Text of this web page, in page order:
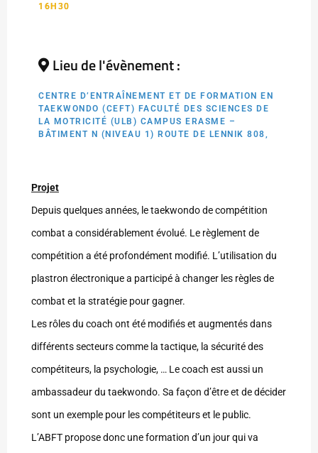
16H30
Lieu de l'évènement :
CENTRE D’ENTRAÎNEMENT ET DE FORMATION EN
TAEKWONDO (CEFT) FACULTÉ DES SCIENCES DE
LA MOTRICITÉ (ULB) CAMPUS ERASME –
BÂTIMENT N (NIVEAU 1) ROUTE DE LENNIK 808,
Projet
Depuis quelques années, le taekwondo de compétition
combat a considérablement évolué. Le règlement de
compétition a été profondément modifié. L’utilisation du
plastron électronique a participé à changer les règles de
combat et la stratégie pour gagner.
Les rôles du coach ont été modifiés et augmentés dans
différents secteurs comme la tactique, la sécurité des
compétiteurs, la psychologie, … Le coach est aussi un
ambassadeur du taekwondo. Sa façon d’être et de décider
sont un exemple pour les compétiteurs et le public.
L’ABFT propose donc une formation d’un jour qui va